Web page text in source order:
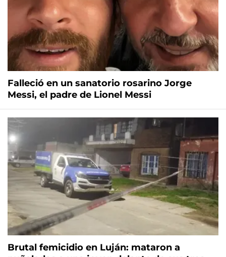
Falleció en un sanatorio rosarino Jorge
Messi, el padre de Lionel Messi
Brutal femicidio en Luján: mataron a